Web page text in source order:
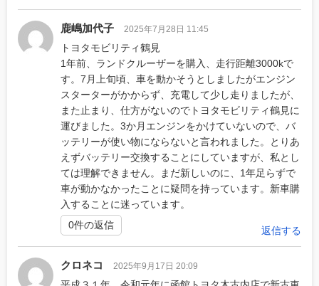
鹿嶋加代子 2025年7月28日 11:45
トヨタモビリティ鶴見
1年前、ランドクルーザーを購入、走行距離3000kで
す。7月上旬頃、車を動かそうとしましたがエンジン
スターターがかからず、充電して少し走りましたが、
また止まり、仕方がないのでトヨタモビリティ鶴見に
運びました。3か月エンジンをかけていないので、バ
ッテリーが使い物にならないと言われました。とりあ
えずバッテリー交換することにしていますが、私とし
ては理解できません。まだ新しいのに、1年足らずで
車が動かなかったことに疑問を持っています。新車購
入することに迷っています。
返信する
0件の返信
クロネコ 2025年9月17日 20:09